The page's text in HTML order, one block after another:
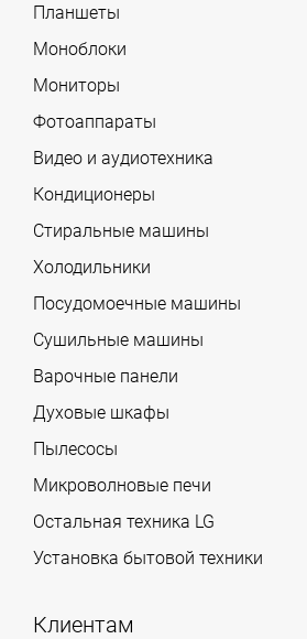
Планшеты
Моноблоки
Мониторы
Фотоаппараты
Видео и аудиотехника
Кондиционеры
Стиральные машины
Холодильники
Посудомоечные машины
Сушильные машины
Варочные панели
Духовые шкафы
Пылесосы
Микроволновые печи
Остальная техника LG
Установка бытовой техники
Клиентам